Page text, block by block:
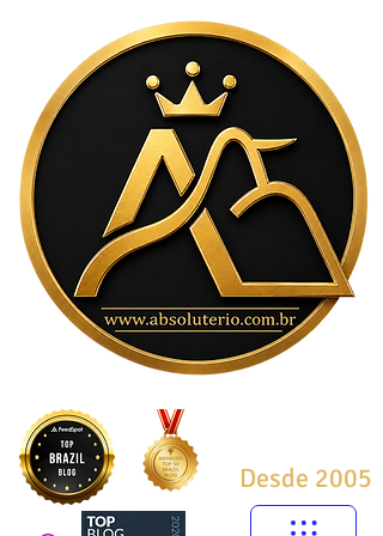
Desde 2005